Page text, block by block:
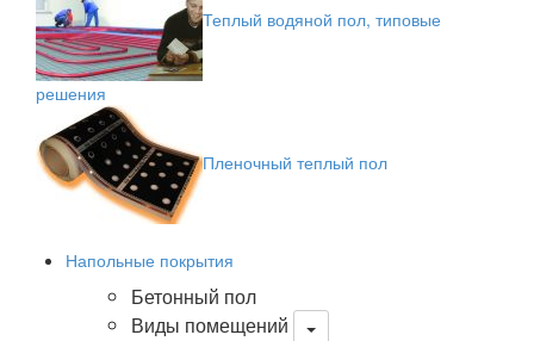
Теплый водяной пол, типовые
решения
Пленочный теплый пол
Напольные покрытия
Бетонный пол
Виды помещений